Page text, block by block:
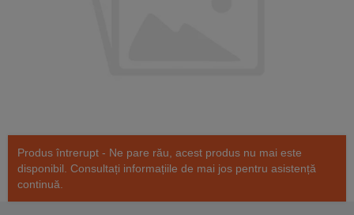
Produs întrerupt - Ne pare rău, acest produs nu mai este
disponibil. Consultați informațiile de mai jos pentru asistență
continuă.